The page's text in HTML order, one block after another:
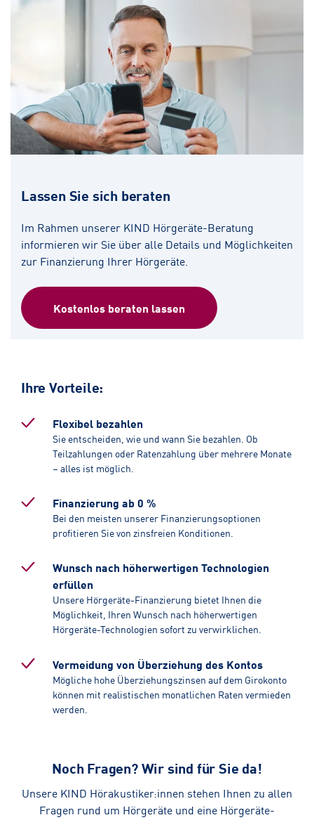
Lassen Sie sich beraten
Im Rahmen unserer KIND Hörgeräte-Beratung
informieren wir Sie über alle Details und Möglichkeiten
zur Finanzierung Ihrer Hörgeräte.
Kostenlos beraten lassen
Ihre Vorteile:
Flexibel bezahlen
Sie entscheiden, wie und wann Sie bezahlen. Ob
Teilzahlungen oder Ratenzahlung über mehrere Monate
– alles ist möglich.
Finanzierung ab 0 %
Bei den meisten unserer Finanzierungsoptionen
profitieren Sie von zinsfreien Konditionen.
Wunsch nach höherwertigen Technologien
erfüllen
Unsere Hörgeräte-Finanzierung bietet Ihnen die
Möglichkeit, Ihren Wunsch nach höherwertigen
Hörgeräte-Technologien sofort zu verwirklichen.
Vermeidung von Überziehung des Kontos
Mögliche hohe Überziehungszinsen auf dem Girokonto
können mit realistischen monatlichen Raten vermieden
werden.
Noch Fragen? Wir sind für Sie da!
Unsere KIND Hörakustiker:innen stehen Ihnen zu allen
Fragen rund um Hörgeräte und eine Hörgeräte-